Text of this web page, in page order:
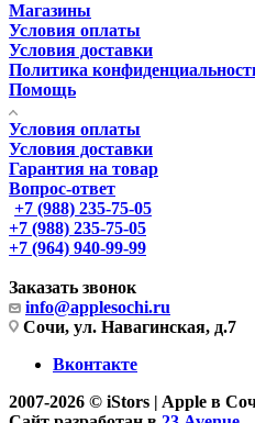
Магазины
Условия оплаты
Условия доставки
Политика
Помощь
Условия оплаты
Условия доставки
Гарантия на товар
Вопрос-ответ
+7 (988) 235-75-05
+7 (988) 235-75-05
+7 (964) 940-99-99
Заказать звонок
info@applesochi.ru
Сочи, ул. Навагинская, д.7
Вконтакте
2007-2026 © iStors | Apple в